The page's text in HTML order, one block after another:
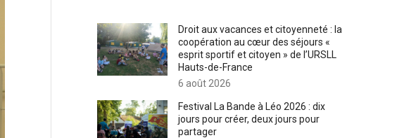
Droit aux vacances et citoyenneté : la
coopération au cœur des séjours «
esprit sportif et citoyen » de l’URSLL
Hauts-de-France
6 août 2026
Festival La Bande à Léo 2026 : dix
jours pour créer, deux jours pour
partager